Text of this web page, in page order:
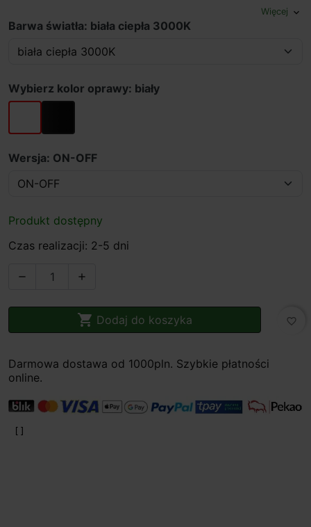
Więcej expand_more
Barwa światła: biała ciepła 3000K
Wybierz kolor oprawy: biały
biały czarny
Wersja: ON-OFF
Produkt dostępny
Czas realizacji: 2-5 dni
 
 Dodaj do koszyka favorite_border
Darmowa dostawa od 1000pln. Szybkie płatności
online.